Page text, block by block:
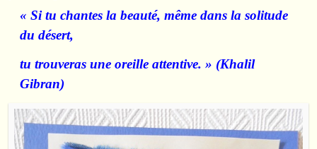
« Si tu chantes la beauté, même dans la solitude
du désert,
tu trouveras une oreille attentive. » (Khalil
Gibran)